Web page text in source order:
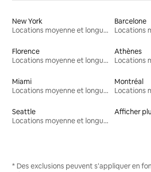
New York
Locations moyenne et longue durée
Barcelone
Florence
Locations moyenne et longue durée
Athènes
Miami
Locations moyenne et longue durée
Montréal
Seattle
Locations moyenne et longue durée
Afficher
* Des exclusions peuvent s'appliquer en